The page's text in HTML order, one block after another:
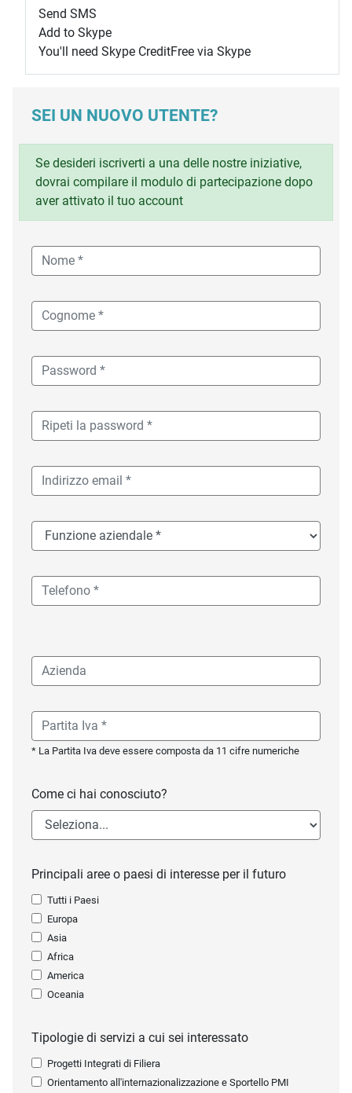
Send SMS
Add to Skype
You'll need Skype CreditFree via Skype
SEI UN NUOVO UTENTE?
Se desideri iscriverti a una delle nostre iniziative,
dovrai compilare il modulo di partecipazione dopo
aver attivato il tuo account
* La Partita Iva deve essere composta da 11 cifre numeriche
Come ci hai conosciuto?
Principali aree o paesi di interesse per il futuro
Tutti i Paesi
Europa
Asia
Africa
America
Oceania
Tipologie di servizi a cui sei interessato
Progetti Integrati di Filiera
Orientamento all'internazionalizzazione e Sportello PMI